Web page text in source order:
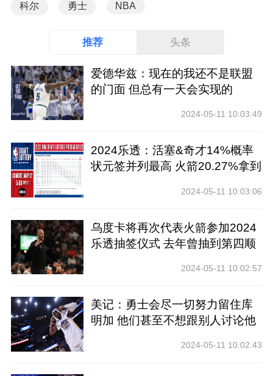
科尔 勇士 NBA
推荐 头条
爱德华兹：现在的我还不是联盟
的门面 但总有一天会实现的
2024-05-11 10:03:49
2024乐透：活塞&奇才14%概率
状元签并列最高 火箭20.27%拿到
2024-05-11 10:03:06
乌度卡将再次代表火箭参加2024
乐透抽签仪式 去年曾抽到第四顺
2024-05-11 10:02:57
美记：勇士会尽一切努力留住库
明加 他们甚至不想跟别人讨论他
2024-05-11 10:02:43